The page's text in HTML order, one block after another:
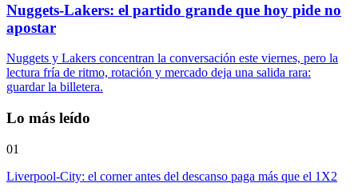
Nuggets-Lakers: el partido grande que hoy pide no
apostar
Nuggets y Lakers concentran la conversación este viernes, pero la
lectura fría de ritmo, rotación y mercado deja una salida rara:
guardar la billetera.
Lo más leído
01
Liverpool-City: el corner antes del descanso paga más que el 1X2